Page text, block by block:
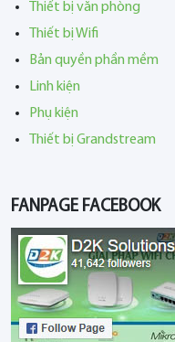
Thiết bị văn phòng
Thiết bị Wifi
Bản quyền phần mềm
Linh kiện
Phụ kiện
Thiết bị Grandstream
FANPAGE FACEBOOK